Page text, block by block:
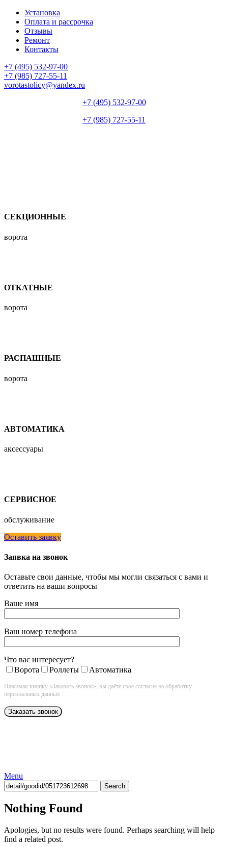
Установка
Оплата и рассрочка
Отзывы
Ремонт
Контакты
+7 (495) 532-97-00
+7 (985) 727-55-11
vorotastolicy@yandex.ru
+7 (495) 532-97-00
+7 (985) 727-55-11
СЕКЦИОННЫЕ
ворота
ОТКАТНЫЕ
ворота
РАСПАШНЫЕ
ворота
АВТОМАТИКА
аксессуары
СЕРВИСНОЕ
обслуживание
Оставить заявку
Заявка на звонок
Оставьте свои данные, чтобы мы могли связаться с вами и
ответить на ваши вопросы
Ваше имя
Ваш номер телефона
Что вас интересует?
Ворота
Роллеты Автоматика
Нажимая кнопку «Заказать звонок», вы даёте свое согласие на обработку
персональных данных
Menu
Search
Nothing Found
Apologies, but no results were found. Perhaps searching will help
find a related post.